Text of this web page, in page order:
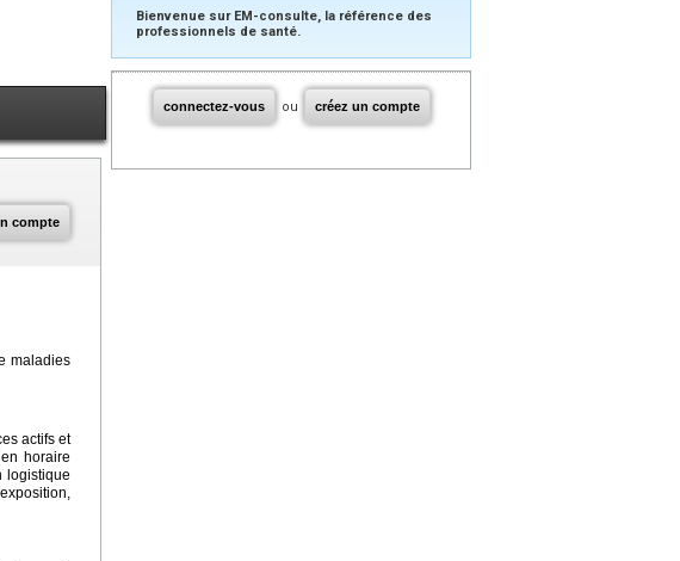
compte
maladies
actifs et
horaire
logistique
Bienvenue sur EM-consulte, la référence des
professionnels de santé.
connectez-vous ou créez un compte